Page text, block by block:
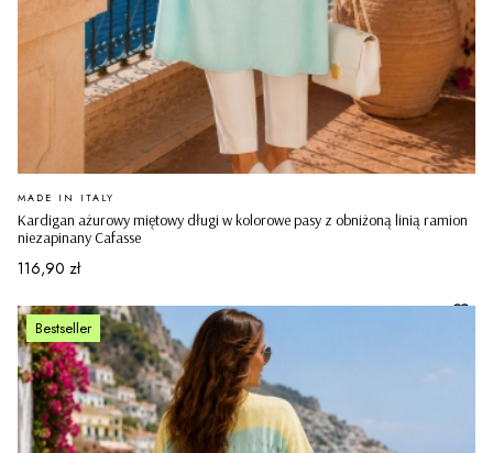
Kardigan ażurowy miętowy długi w kolorowe pasy z obniżoną linią ramion
niezapinany Cafasse
PRODUCENT
MADE IN ITALY
Cena
116,90 zł
Bestseller